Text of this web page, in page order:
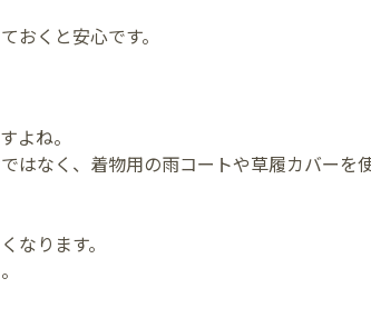
おくと安心です。
よね。
はなく、着物用の雨コートや草履カバーを
なります。